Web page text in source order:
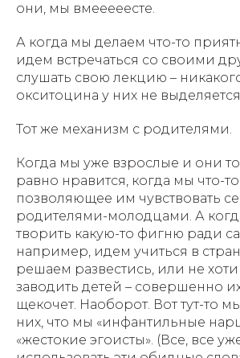
они, мы вмееееесте.
А когда мы делаем что-то
идем встречаться со своими
слушать свою лекцию –
окситоцина у них не
Тот же механизм с родителями.
Когда мы уже взрослые и они
равно нравится, когда мы что-
позволяющее им чувствовать
родителями-молодцами. А
творить какую-то фигню ради
например, идем учиться в
решаем развестись, или не
заводить детей – совершенно
щекочет. Наоборот. Вот тут-то
них, что мы «инфантильные
«жестокие эгоисты». (Все, все